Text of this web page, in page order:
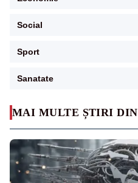
MAI MULTE ȘTIRI DIN
Social
Sport
Sanatate